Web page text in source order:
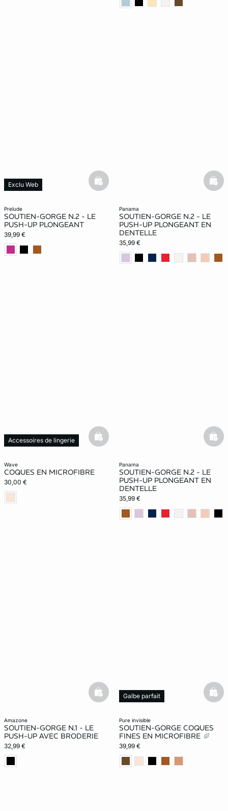
prelude
SOUTIEN-GORGE N.2 - LE
PUSH-UP PLONGEANT
39,99 €
Exclu Web basketfull
panama
SOUTIEN-GORGE N.2 - LE
PUSH-UP PLONGEANT EN
DENTELLE
35,99 €
wave
COQUES EN MICROFIBRE
30,00 €
Accessoires de lingerie basketfull
panama
SOUTIEN-GORGE N.2 - LE
PUSH-UP PLONGEANT EN
DENTELLE
35,99 €
amazone
SOUTIEN-GORGE N.1 - LE
PUSH-UP AVEC BRODERIE
32,99 €
basketfull
pure invisible
SOUTIEN-GORGE COQUES
FINES EN MICROFIBRE
39,99 €
Galbe parfait